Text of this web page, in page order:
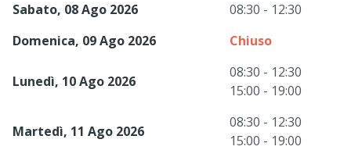
Sabato, 08 Ago 2026
08:30 - 12:30
Domenica, 09 Ago 2026
Chiuso
Lunedì, 10 Ago 2026
08:30 - 12:30
15:00 - 19:00
Martedì, 11 Ago 2026
08:30 - 12:30
15:00 - 19:00